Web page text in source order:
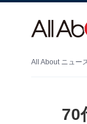
All About ニュー
70